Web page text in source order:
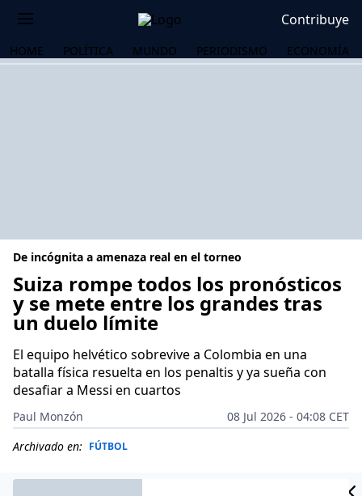
Contribuye
HOME POLÍTICA MUNDO PERIODISMO ECONOMÍA
De incógnita a amenaza real en el torneo
Suiza rompe todos los pronósticos
y se mete entre los grandes tras
un duelo límite
El equipo helvético sobrevive a Colombia en una
batalla física resuelta en los penaltis y ya sueña con
desafiar a Messi en cuartos
Paul Monzón
08 Jul 2026 - 04:08 CET
Archivado en: FÚTBOL